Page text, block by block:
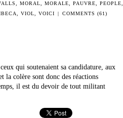
, MORAL, MORALE, PAUVRE, PEOPLE,
, VIOL, VOICI | COMMENTS (61)
qui soutenaient sa candidature, aux
la colère sont donc des réactions
il est du devoir de tout militant